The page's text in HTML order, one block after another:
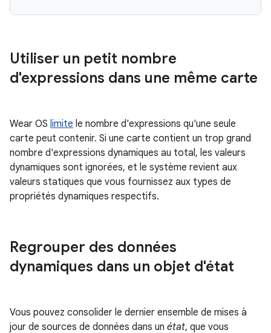
Utiliser un petit nombre
d'expressions dans une même carte
Wear OS limite le nombre d'expressions qu'une seule
carte peut contenir. Si une carte contient un trop grand
nombre d'expressions dynamiques au total, les valeurs
dynamiques sont ignorées, et le système revient aux
valeurs statiques que vous fournissez aux types de
propriétés dynamiques respectifs.
Regrouper des données
dynamiques dans un objet d'état
Vous pouvez consolider le dernier ensemble de mises à
jour de sources de données dans un état, que vous